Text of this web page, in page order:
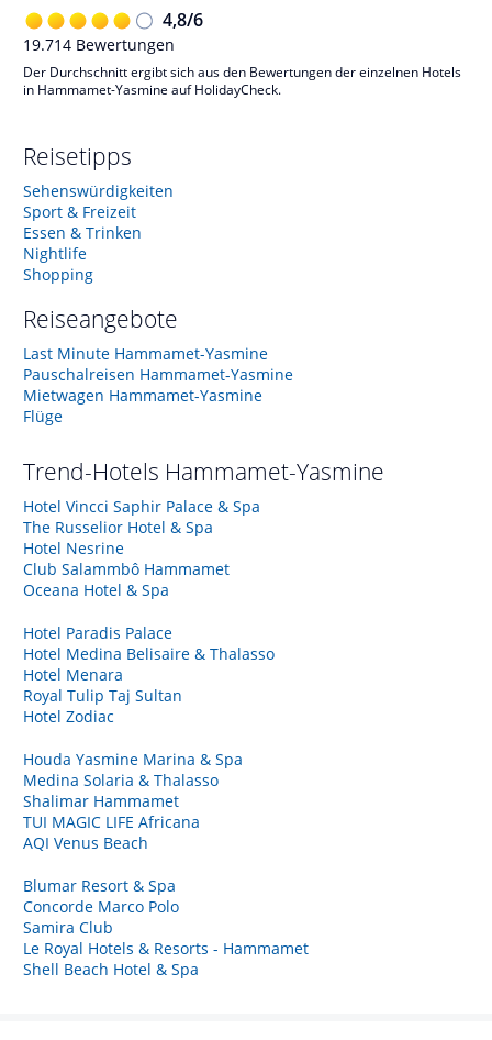
4,8/6
19.714 Bewertungen
Der Durchschnitt ergibt sich aus den Bewertungen der einzelnen Hotels
in Hammamet-Yasmine auf HolidayCheck.
Reisetipps
Sehenswürdigkeiten
Sport & Freizeit
Essen & Trinken
Nightlife
Shopping
Reiseangebote
Last Minute Hammamet-Yasmine
Pauschalreisen Hammamet-Yasmine
Mietwagen Hammamet-Yasmine
Flüge
Trend-Hotels Hammamet-Yasmine
Hotel Vincci Saphir Palace & Spa
The Russelior Hotel & Spa
Hotel Nesrine
Club Salammbô Hammamet
Oceana Hotel & Spa
Hotel Paradis Palace
Hotel Medina Belisaire & Thalasso
Hotel Menara
Royal Tulip Taj Sultan
Hotel Zodiac
Houda Yasmine Marina & Spa
Medina Solaria & Thalasso
Shalimar Hammamet
TUI MAGIC LIFE Africana
AQI Venus Beach
Blumar Resort & Spa
Concorde Marco Polo
Samira Club
Le Royal Hotels & Resorts - Hammamet
Shell Beach Hotel & Spa